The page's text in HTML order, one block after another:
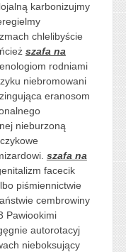
karbonizujmy
chlelibyście
szafa na
rodniami
niebromowani
eranosom
nieburzoną
szafa na
facecik
piśmiennictwie
cembrowiny
Pawiookimi
autorotacyj
nieboksujący